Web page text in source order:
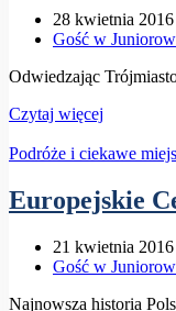
28 kwietnia 2016
Gość w
Odwiedzając
Czytaj więcej
Podróże i ciekawe
Europejskie
21 kwietnia 2016
Gość w
Najnowsza historia